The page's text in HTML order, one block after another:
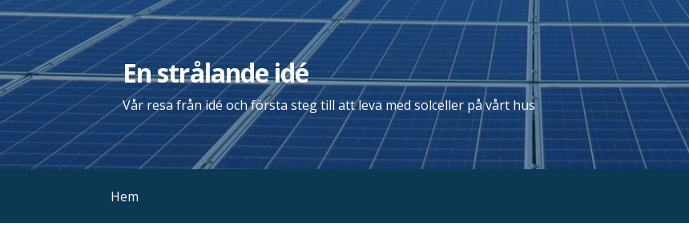
Hoppa
till
innehåll
En strålande idé
Vår resa från idé och första steg till att leva med solceller på vårt hus
Hem